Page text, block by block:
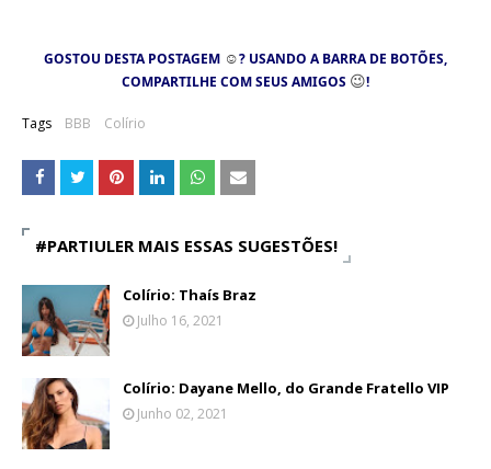
GOSTOU DESTA POSTAGEM ☺? USANDO A BARRA DE BOTÕES,
COMPARTILHE COM SEUS AMIGOS 😉!
Tags BBB Colírio
#PARTIULER MAIS ESSAS SUGESTÕES!
Colírio: Thaís Braz
Julho 16, 2021
Colírio: Dayane Mello, do Grande Fratello VIP
Junho 02, 2021